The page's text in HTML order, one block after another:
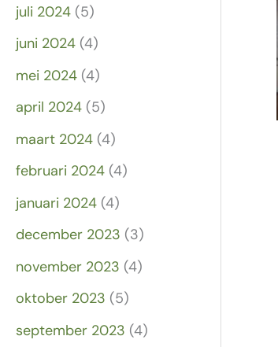
juli 2024 (5)
juni 2024 (4)
mei 2024 (4)
april 2024 (5)
maart 2024 (4)
februari 2024 (4)
januari 2024 (4)
december 2023 (3)
november 2023 (4)
oktober 2023 (5)
september 2023 (4)